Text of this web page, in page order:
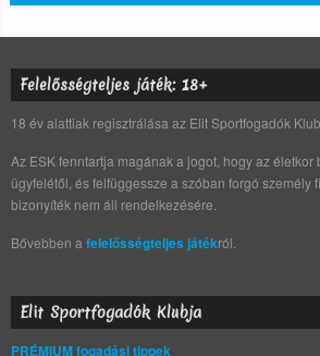
Felelősségteljes játék: 18+
18 év alattiak regisztrálása az Elit Sportfogadók
Az ESK fenntartja magának a jogot, hogy az
ügyfelétől, és felfüggessze a szóban forgó személy
bizonyíték nem áll rendelkezésére.
Bővebben a felelősségteljes játékról.
Elit Sportfogadók Klubja
PRÉMIUM fogadási tippek